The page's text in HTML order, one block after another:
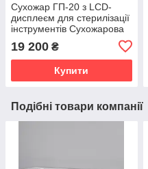
Сухожар ГП-20 з LCD-
дисплеєм для стерилізації
інструментів Сухожарова
шафа Стерилізатор 20л
19 200 ₴
Купити
Подібні товари компанії